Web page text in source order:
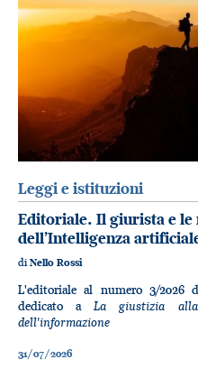
Leggi e istituzioni
Editoriale. Il giurista e le
dell’Intelligenza
di Nello Rossi
L'editoriale al numero 3/
dedicato aLa giustizia
dell'informazione
31/07/2026